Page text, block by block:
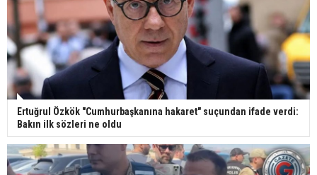
Ertuğrul Özkök "Cumhurbaşkanına hakaret" suçundan ifade verdi:
Bakın ilk sözleri ne oldu